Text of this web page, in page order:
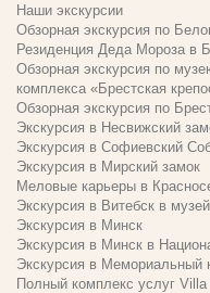
Наши экскурсии
Обзорная экскурсия по
Резиденция Деда Мороза в
Обзорная экскурсия по
комплекса «Брестская
Обзорная экскурсия по
Экскурсия в Несвижский
Экскурсия в Софиевский
Экскурсия в Мирский замок
Меловые карьеры в
Экскурсия в Витебск в
Экскурсия в Минск
Экскурсия в Минск в
Экскурсия в Мемориальный
Полный комплекс услуг Villa